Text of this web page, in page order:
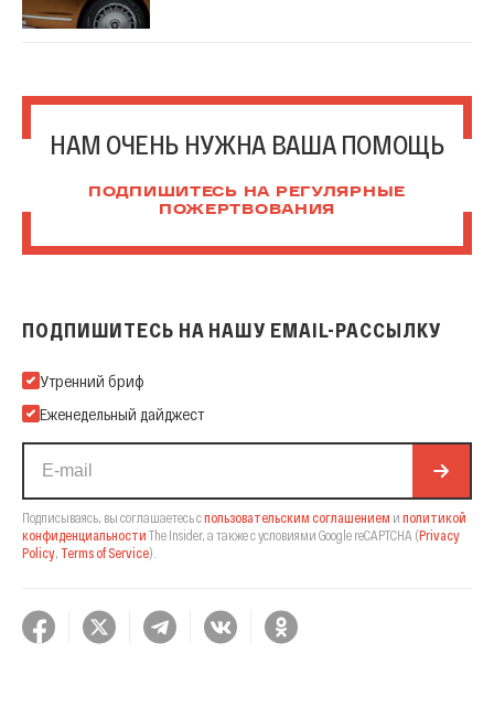
НАМ ОЧЕНЬ НУЖНА ВАША ПОМОЩЬ
ПОДПИШИТЕСЬ НА РЕГУЛЯРНЫЕ
ПОЖЕРТВОВАНИЯ
ПОДПИШИТЕСЬ НА НАШУ EMAIL-РАССЫЛКУ
Подпишитесь на нашу Email-рассылку
Утренний бриф
Еженедельный дайджест
Подписываясь, вы соглашаетесь спользовательским соглашением и политикой
конфиденциальности The Insider, а также с условиями Google reCAPTCHA (Privacy
Policy, Terms of Service).